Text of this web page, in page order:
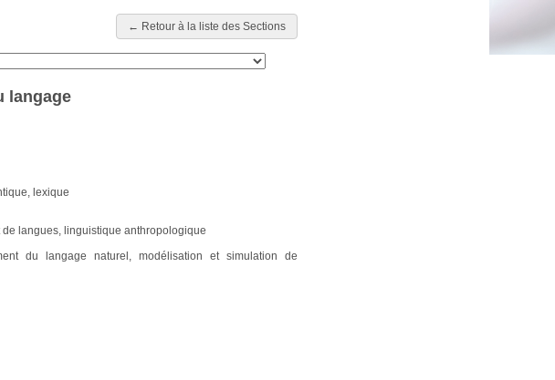
← Retour à la liste des Sections
langage
lexique
langues, linguistique anthropologique
du langage naturel, modélisation et simulation de